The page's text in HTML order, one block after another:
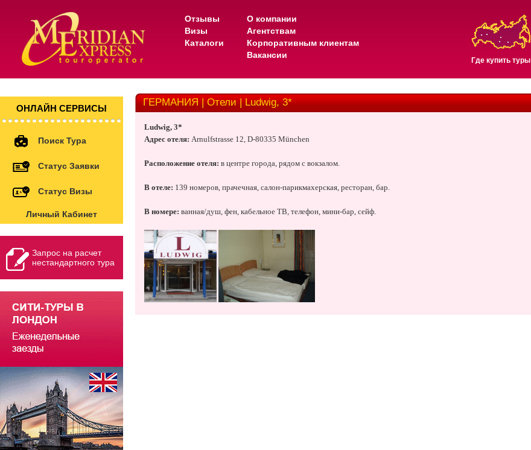
Отзывы
Визы
Каталоги
О компании
Агентствам
Корпоративным клиентам
Вакансии
Где купить туры
ОНЛАЙН СЕРВИСЫ
Поиск Тура
Статус Заявки
Статус Визы
Личный Кабинет
Запрос на расчет
нестандартного тура
ГЕРМАНИЯ | Отели | Ludwig, 3*
Ludwig, 3*
Адрес отеля: Arnulfstrasse 12, D-80335 München
Расположение отеля: в центре города, рядом с вокзалом.
В отеле: 139 номеров, прачечная, салон-парикмахерская, ресторан, бар.
В номере: ванная/душ, фен, кабельное ТВ, телефон, мини-бар, сейф.